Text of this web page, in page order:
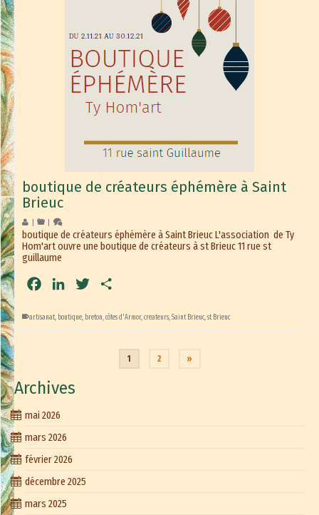
boutique de créateurs éphémère à Saint
Brieuc
boutique de créateurs éphémère à Saint Brieuc L'association de Ty
Hom'art ouvre une boutique de créateurs à st Brieuc 11 rue st
guillaume
FacebookLinkedInTwitter
artisanat, boutique, breton,côtes d'Armor,createurs,Saint Brieuc,st Brieuc
1 2 »
Archives
mai 2026
mars 2026
février 2026
décembre 2025
mars 2025